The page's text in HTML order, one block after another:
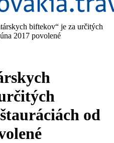
biftekov“ je za určitých
2017 povolené
od